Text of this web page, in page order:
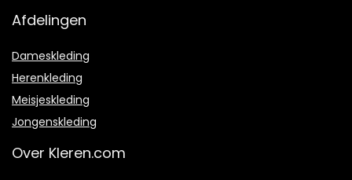
Afdelingen
Dameskleding
Herenkleding
Meisjeskleding
Jongenskleding
Over Kleren.com